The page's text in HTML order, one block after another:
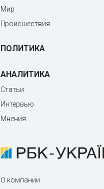
Мир
Происшествия
ПОЛИТИКА
АНАЛИТИКА
Статьи
Интервью
Мнения
О компании